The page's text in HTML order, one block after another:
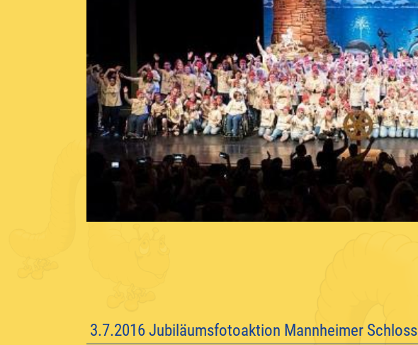
3.7.2016 Jubiläumsfotoaktion Mannheimer Schloss